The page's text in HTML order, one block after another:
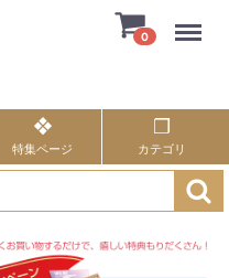
0
特集ページ カテゴリ